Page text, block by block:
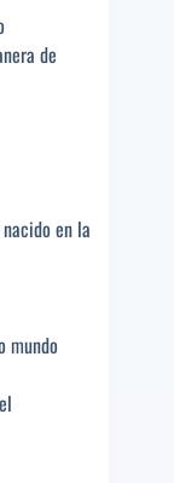
de
en la
mundo